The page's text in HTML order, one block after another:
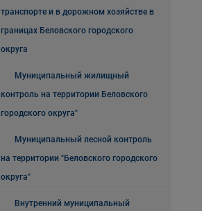
транспорте и в дорожном хозяйстве в
границах Беловского городского
округа
Муниципальный жилищный
контроль на территории Беловского
городского округа"
Муниципальный лесной контроль
на территории "Беловского городского
округа"
Внутренний муниципальный